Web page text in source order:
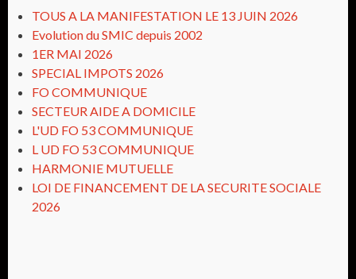
TOUS A LA MANIFESTATION LE 13 JUIN 2026
Evolution du SMIC depuis 2002
1ER MAI 2026
SPECIAL IMPOTS 2026
FO COMMUNIQUE
SECTEUR AIDE A DOMICILE
L'UD FO 53 COMMUNIQUE
L UD FO 53 COMMUNIQUE
HARMONIE MUTUELLE
LOI DE FINANCEMENT DE LA SECURITE SOCIALE
2026